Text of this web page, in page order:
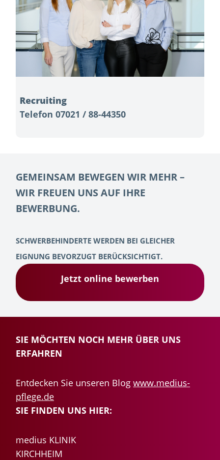
Recruiting
Telefon 07021 / 88-44350
GEMEINSAM BEWEGEN WIR MEHR –
WIR FREUEN UNS AUF IHRE
BEWERBUNG.
SCHWERBEHINDERTE WERDEN BEI GLEICHER
EIGNUNG BEVORZUGT BERÜCKSICHTIGT.
Jetzt online bewerben
SIE MÖCHTEN NOCH MEHR ÜBER UNS
ERFAHREN
Entdecken Sie unseren Blog www.medius-
pflege.de
SIE FINDEN UNS HIER:
medius KLINIK
KIRCHHEIM